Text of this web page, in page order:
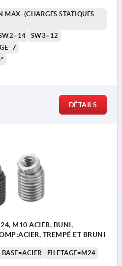
MAX. (CHARGES STATIQUES
SW3=12
DÉTAILS
M10 ACIER, BUNI,
TREMPÉ ET BRUNI
FILETAGE=M24